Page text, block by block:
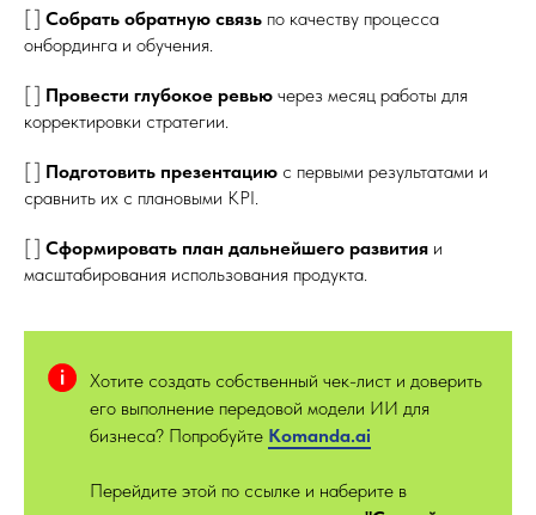
[ ] Собрать обратную связь по качеству процесса
онбординга и обучения.
[ ] Провести глубокое ревью через месяц работы для
корректировки стратегии.
[ ] Подготовить презентацию с первыми результатами и
сравнить их с плановыми KPI.
[ ] Сформировать план дальнейшего развития и
масштабирования использования продукта.
Хотите создать собственный чек-лист и доверить
его выполнение передовой модели ИИ для
бизнеса? Попробуйте Komanda.ai
Перейдите этой по ссылке и наберите в